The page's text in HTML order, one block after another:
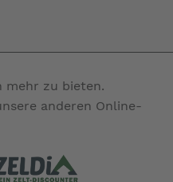
mehr zu bieten.
anderen Online-